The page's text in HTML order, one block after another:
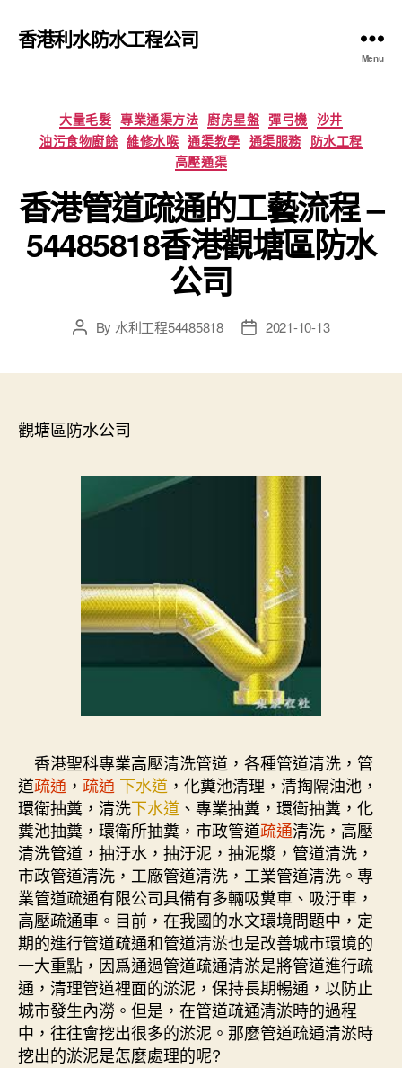
香港利水防水工程公司
Menu
Categories
大量毛髮 專業通渠方法 廚房星盤 彈弓機 沙井
油污食物廚餘 維修水喉 通渠教學 通渠服務 防水工程
高壓通渠
香港管道疏通的工藝流程 –
54485818香港觀塘區防水
公司
PostBy 水利工程54485818
Post2021-10-13
觀塘區防水公司
香港聖科專業高壓清洗管道，各種管道清洗，管
道疏通 ， 疏通 下水道 ，化糞池清理，清掏隔油池，
環衛抽糞，清洗下水道 、專業抽糞，環衛抽糞，化
糞池抽糞，環衛所抽糞，市政管道疏通清洗，高壓
清洗管道，抽汙水，抽汙泥，抽泥漿，管道清洗，
市政管道清洗，工廠管道清洗，工業管道清洗。專
業管道疏通有限公司具備有多輛吸糞車、吸汙車，
高壓疏通車。目前，在我國的水文環境問題中，定
期的進行管道疏通和管道清淤也是改善城市環境的
一大重點，因爲通過管道疏通清淤是將管道進行疏
通，清理管道裡面的淤泥，保持長期暢通，以防止
城市發生內澇。但是，在管道疏通清淤時的過程
中，往往會挖出很多的淤泥。那麼管道疏通清淤時
挖出的淤泥是怎麼處理的呢?